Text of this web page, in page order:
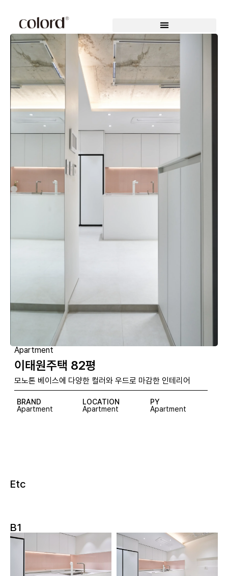
Apartment
이태원주택 82평
모노톤 베이스에 다양한 컬러와 우드로 마감한 인테리어
BRAND
Apartment
LOCATION
Apartment
PY
Apartment
Etc
B1